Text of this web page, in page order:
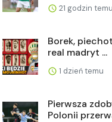
21 godzin temu
Borek,
real madryt ...
1 dzień temu
Pierwsza
Polonii